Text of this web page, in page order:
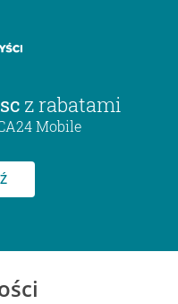
z rabatami
Mobile